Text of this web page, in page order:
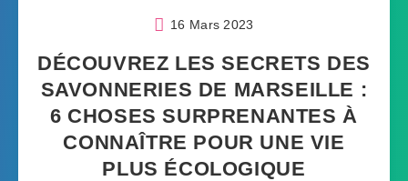
16 Mars 2023
DÉCOUVREZ LES SECRETS DES
SAVONNERIES DE MARSEILLE :
6 CHOSES SURPRENANTES À
CONNAÎTRE POUR UNE VIE
PLUS ÉCOLOGIQUE